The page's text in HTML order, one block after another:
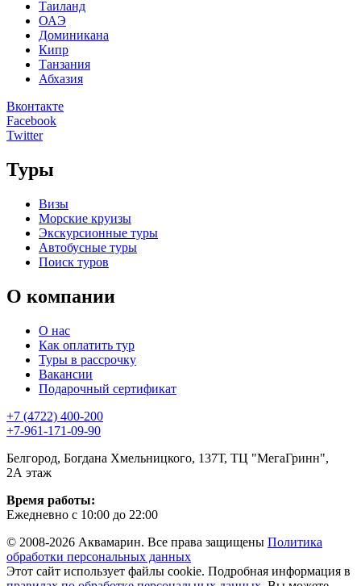
Таиланд
ОАЭ
Доминикана
Кипр
Танзания
Абхазия
Вконтакте
Facebook
Twitter
Туры
Визы
Морские круизы
Экскурсионные туры
Автобусные туры
Поиск туров
О компании
О нас
Как оплатить тур
Туры в рассрочку
Вакансии
Подарочный сертификат
+7 (4722) 400-200
+7-961-171-09-90
Белгород, Богдана Хмельницкого, 137Т, ТЦ "МегаГринн",
2А этаж
Время работы:
Ежедневно с 10:00 до 22:00
© 2008-2026 Аквамарин. Все права защищены Политика
обработки персональных данных
Этот сайт использует файлы cookie. Подробная информация в